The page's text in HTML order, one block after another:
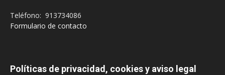
Teléfono: 913734086
Formulario de contacto
Políticas de privacidad, cookies y aviso legal